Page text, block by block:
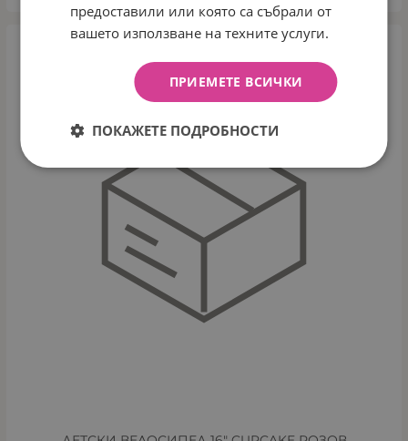
предоставили или която са събрали от
вашето използване на техните услуги.
ПРИЕМЕТЕ ВСИЧКИ
ПОКАЖЕТЕ ПОДРОБНОСТИ